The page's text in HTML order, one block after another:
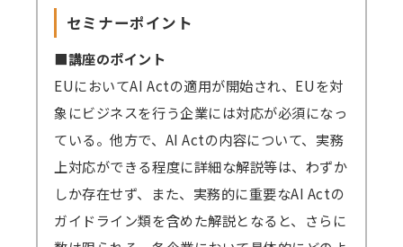
象が起きる可能性がございます。お手数です
が、これらのアプリは閉じた状態にてZoomに
ご参加ください。
→音声が聞こえない場合の対処例
Zoomアプリのインストール、Zoomへの
サインアップをせずブラウザからの参加も可能
です。
→参加方法はこちら
しい方、期間内であれば動画を何度も視聴でき
ます。
原則、遅くとも開催4営業日後までに録画動
画の配信を開始します（一部、編集加工しま
す）。
視聴期間はセミナー開催日から4営業日後を
起点に1週間となります。
ex）2/6（月）開催 セミナー → 2/10（金）ま
でに配信開始 → 2/17（金）まで視聴可能
セミナーポイント
■講座のポイント
EUにおいてAI Actの適用が開始され、EUを対
象にビジネスを行う企業には対応が必須になっ
ている。他方で、AI Actの内容について、実務
上対応ができる程度に詳細な解説等は、わずか
しか存在せず、また、実務的に重要なAI Actの
ガイドライン類を含めた解説となると、さらに